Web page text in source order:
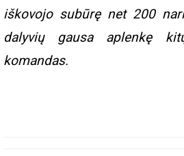
iškovojo subūrę net 200
dalyvių gausa aplenkę
komandas.